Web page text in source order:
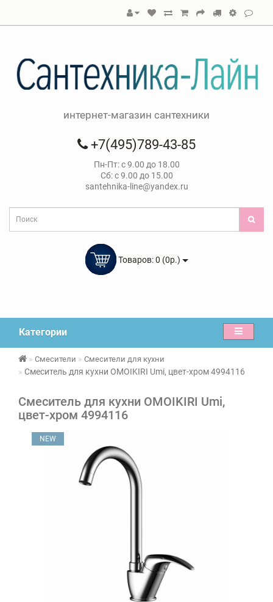
интернет-магазин сантехники
+7(495)789-43-85
Пн-Пт: с 9.00 до 18.00
Сб: с 9.00 до 15.00
santehnika-line@yandex.ru
Товаров: 0 (0р.)
Категории
Смесители Смесители для кухни
Смеситель для кухни OMOIKIRI Umi, цвет-хром 4994116
Смеситель для кухни OMOIKIRI Umi,
цвет-хром 4994116
NEW